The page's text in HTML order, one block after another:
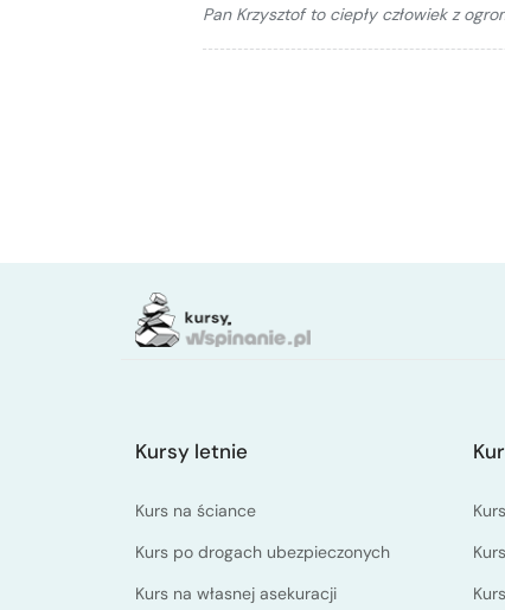
Pan Krzysztof to ciepły człowiek z
Kursy letnie
Kurs na ściance
Kurs po drogach ubezpieczonych
Kurs na własnej asekuracji